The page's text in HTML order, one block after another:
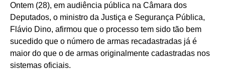
Ontem (28), em audiência pública na Câmara dos
Deputados, o ministro da Justiça e Segurança Pública,
Flávio Dino, afirmou que o processo tem sido tão bem
sucedido que o número de armas recadastradas já é
maior do que o de armas originalmente cadastradas nos
sistemas oficiais.